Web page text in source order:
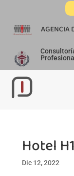
AGENCIA
Hotel
Dic 12, 2022